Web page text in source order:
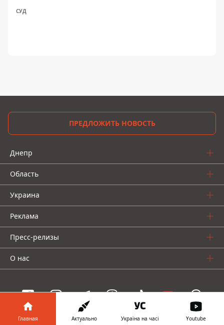
СУД
ПРЕДЛОЖИТЬ НОВОСТЬ
Днепр
Область
Украина
Реклама
Пресс-релизы
О нас
Главная Актуально Україна на часі Youtube